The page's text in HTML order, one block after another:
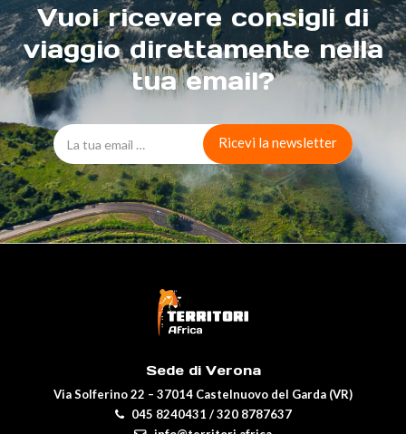
Vuoi ricevere consigli di
viaggio direttamente nella
tua email?
Sede di Verona
Via Solferino 22 – 37014 Castelnuovo del Garda (VR)
045 8240431 /320 8787637